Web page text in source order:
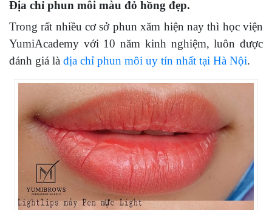
Địa chỉ phun môi màu đỏ hồng đẹp.
Trong rất nhiều cơ sở phun xăm hiện nay thì học viện
YumiAcademy với 10 năm kinh nghiệm, luôn được
đánh giá là địa chỉ phun môi uy tín nhất tại Hà Nội.